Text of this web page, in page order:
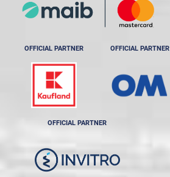
OFFICIAL PARTNER OFFICIAL PARTNER
OFFICIAL PARTNER